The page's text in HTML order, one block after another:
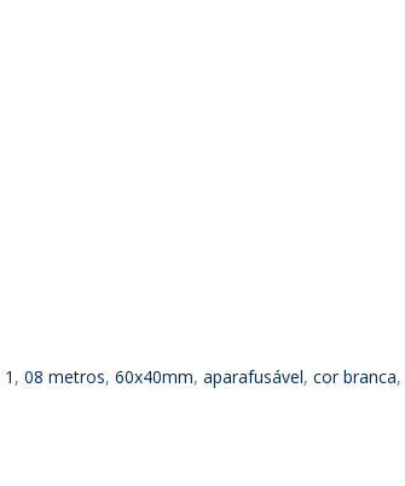
1 , 08 metros, 60x40mm, aparafusável, cor branca,